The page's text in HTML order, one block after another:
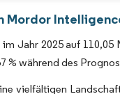
Mordor
Jahr 2025 auf 110,05
% während des
vielfältigen